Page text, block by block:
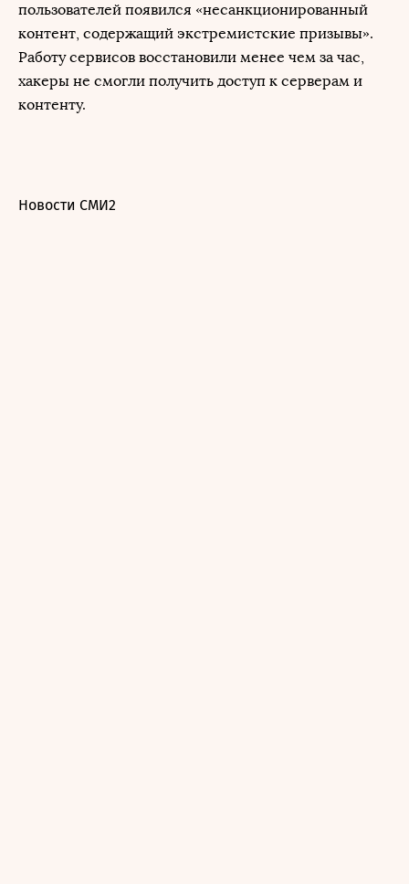
пользователей появился «несанкционированный
контент, содержащий экстремистские призывы».
Работу сервисов восстановили менее чем за час,
хакеры не смогли получить доступ к серверам и
контенту.
Новости СМИ2